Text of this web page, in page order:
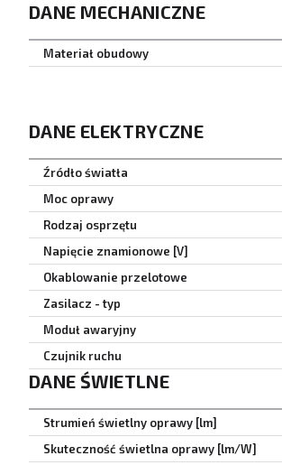
DANE MECHANICZNE
Materiał obudowy
DANE ELEKTRYCZNE
Źródło światła
Moc oprawy
Rodzaj osprzętu
Napięcie znamionowe [V]
Okablowanie przelotowe
Zasilacz - typ
Moduł awaryjny
Czujnik ruchu
DANE ŚWIETLNE
Strumień świetlny oprawy [lm]
Skuteczność świetlna oprawy [lm/W]